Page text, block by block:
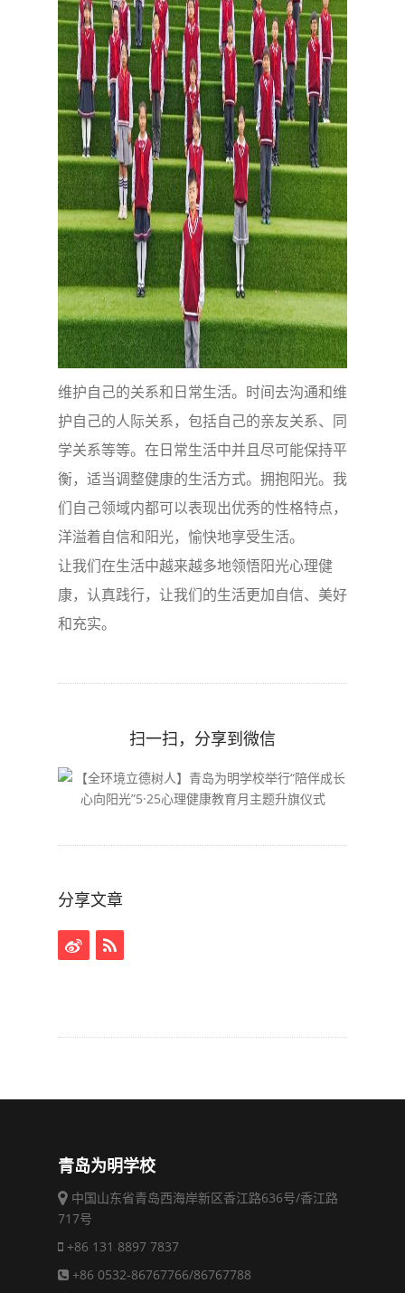
维护自己的关系和日常生活。时间去沟通和维
护自己的人际关系，包括自己的亲友关系、同
学关系等等。在日常生活中并且尽可能保持平
衡，适当调整健康的生活方式。拥抱阳光。我
们自己领域内都可以表现出优秀的性格特点，
洋溢着自信和阳光，愉快地享受生活。
让我们在生活中越来越多地领悟阳光心理健
康，认真践行，让我们的生活更加自信、美好
和充实。
扫一扫，分享到微信
分享文章
青岛为明学校
中国山东省青岛西海岸新区香江路636号/香江路
717号
+86 131 8897 7837
+86 0532-86767766/86767788